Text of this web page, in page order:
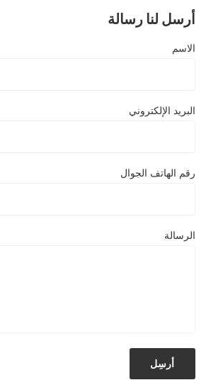
أرسل لنا رسالة
الاسم
البريد الإلكتروني
رقم الهاتف الجوال
الرسالة
أرسِل